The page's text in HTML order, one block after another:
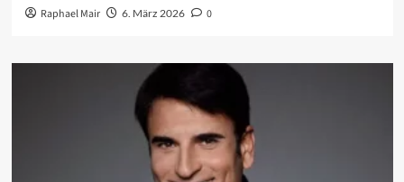
Raphael Mair 6. März 2026 0